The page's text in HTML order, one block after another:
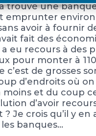
trouvé une
emprunter environ
avoir à fournir
fait des
eu recours à des
pour monter à 110
c’est de grosses
d’endroits où
moins et du coup
d’avoir
? Je crois qu’il y en
banques…